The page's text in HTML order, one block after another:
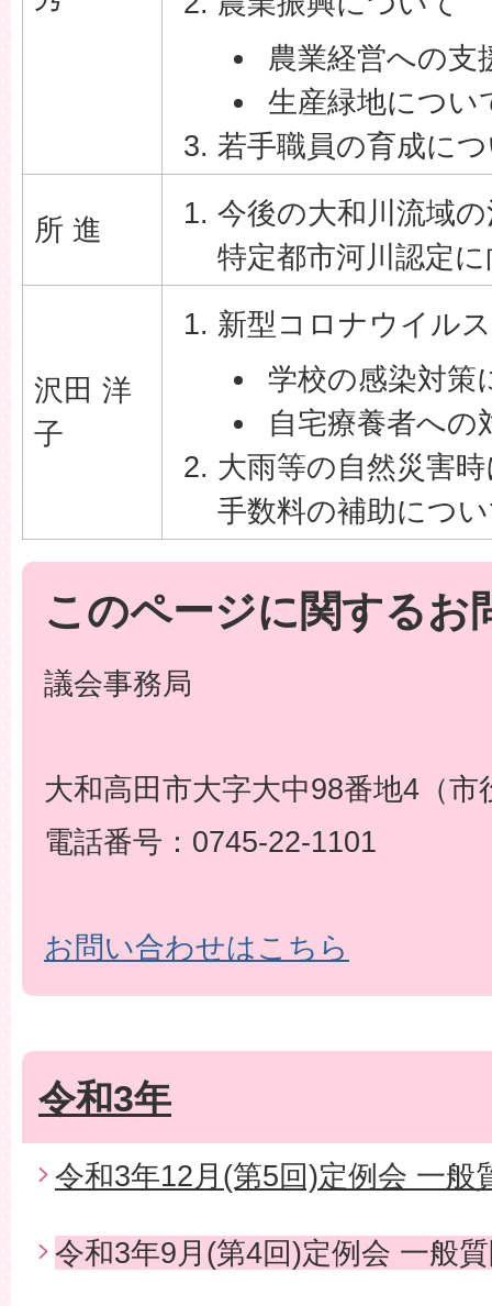
農業経営への支
生産緑地につい
若手職員の育成に
所 進
今後の大和川流域
特定都市河川認定
沢田 洋
子
新型コロナウイル
学校の感染対策
自宅療養者への
大雨等の自然災害
手数料の補助につ
このページに関するお
議会事務局
大和高田市大字大中98番地4（市
電話番号：0745-22-1101
お問い合わせはこちら
令和3年
令和3年12月(第5回)定例会 一般
令和3年9月(第4回)定例会 一般